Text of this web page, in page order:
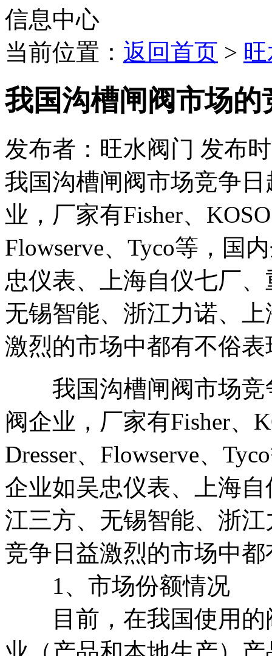
信息中心
当前位置： 返回首页 >
我国沟槽闸阀市场的
发布者：旺水阀门 发布
我国沟槽闸阀市场竞争
业，厂家有Fisher、
Flowserve、Tyco等，国
忠仪表、上海自仪七厂
无锡智能、浙江力诺、
激烈的市场中都有不俗表
我国沟槽闸阀市场竞
阀企业，厂家有Fisher、
Dresser、Flowserve、
企业如吴忠仪表、上海
江三方、无锡智能、浙
竞争日益激烈的市场中
1、市场份额情况
目前，在我国使用的